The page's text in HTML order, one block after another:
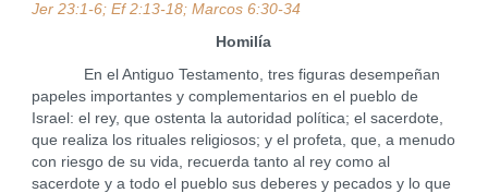
Jer 23:1-6; Ef 2:13-18; Marcos 6:30-34
Homilía
En el Antiguo Testamento, tres figuras desempeñan
papeles importantes y complementarios en el pueblo de
Israel: el rey, que ostenta la autoridad política; el sacerdote,
que realiza los rituales religiosos; y el profeta, que, a menudo
con riesgo de su vida, recuerda tanto al rey como al
sacerdote y a todo el pueblo sus deberes y pecados y lo que